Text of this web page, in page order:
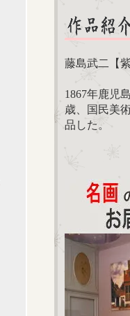
藤島武二【
1867年鹿児
歳、国民美
品した。